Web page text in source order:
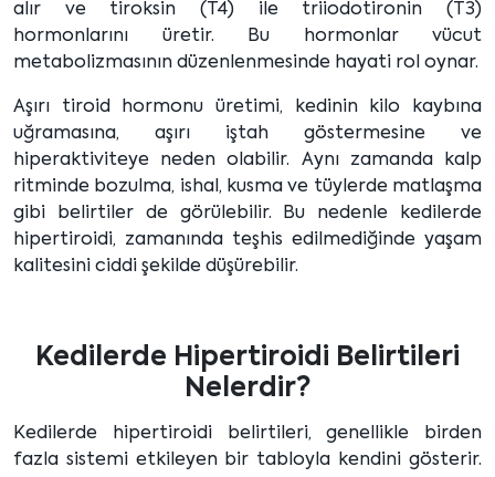
alır ve tiroksin (T4) ile triiodotironin (T3)
hormonlarını üretir. Bu hormonlar vücut
metabolizmasının düzenlenmesinde hayati rol oynar.
Aşırı tiroid hormonu üretimi, kedinin kilo kaybına
uğramasına, aşırı iştah göstermesine ve
hiperaktiviteye neden olabilir. Aynı zamanda kalp
ritminde bozulma, ishal, kusma ve tüylerde matlaşma
gibi belirtiler de görülebilir. Bu nedenle kedilerde
hipertiroidi, zamanında teşhis edilmediğinde yaşam
kalitesini ciddi şekilde düşürebilir.
Kedilerde Hipertiroidi Belirtileri
Nelerdir?
Kedilerde hipertiroidi belirtileri, genellikle birden
fazla sistemi etkileyen bir tabloyla kendini gösterir.